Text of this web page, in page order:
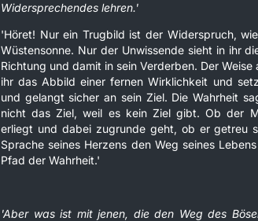
Widersprechendes lehren.'
'Höret! Nur ein Trugbild ist der Widerspruch,
Wüstensonne. Nur der Unwissende sieht in ihr
Richtung und damit in sein Verderben. Der
ihr das Abbild einer fernen Wirklichkeit und
und gelangt sicher an sein Ziel. Die Wahrheit
nicht das Ziel, weil es kein Ziel gibt. Ob der
erliegt und dabei zugrunde geht, ob er getreu
Sprache seines Herzens den Weg seines
Pfad der Wahrheit.'
'Aber was ist mit jenen, die den Weg des